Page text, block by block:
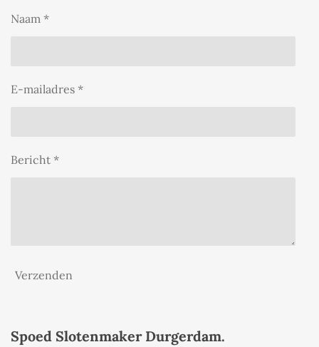
Naam *
E-mailadres *
Bericht *
Verzenden
Spoed Slotenmaker Durgerdam.